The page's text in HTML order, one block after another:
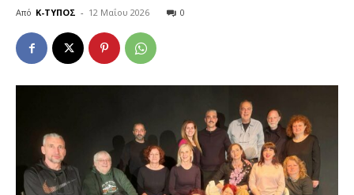
Από Κ-ΤΥΠΟΣ - 12 Μαΐου 2026 0